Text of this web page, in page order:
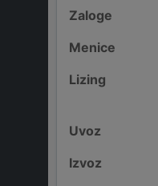
Zaloge
Menice
Lizing
Uvoz
Izvoz